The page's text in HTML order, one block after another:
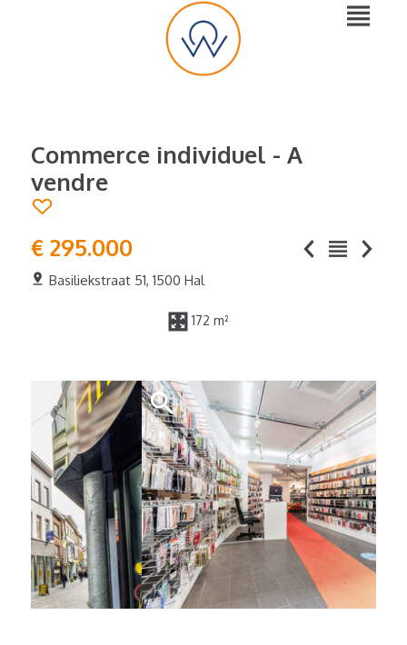
Commerce individuel - A
vendre
€ 295.000
Basiliekstraat 51, 1500 Hal
172 m²